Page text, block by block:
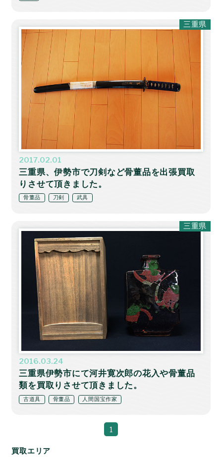
2017.02.01
三重県、伊勢市で刀剣など骨董品を出張買取
りさせて頂きました。
骨董品 刀剣 武具
三重県
2016.03.24
三重県伊勢市にて河井寛次郎の花入や骨董品
類を買取りさせて頂きました。
古道具 骨董品 人間国宝作家
三重県
1
買取エリア